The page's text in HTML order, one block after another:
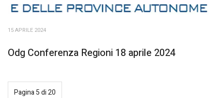
15 APRILE 2024
Odg Conferenza Regioni 18 aprile 2024
Pagina 5 di 20